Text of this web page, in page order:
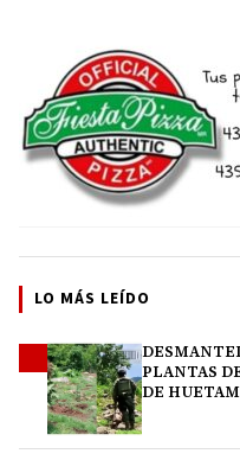
LO MÁS LEÍDO
PLANTAS
DE